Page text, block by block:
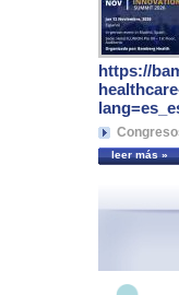
https://
leer más »